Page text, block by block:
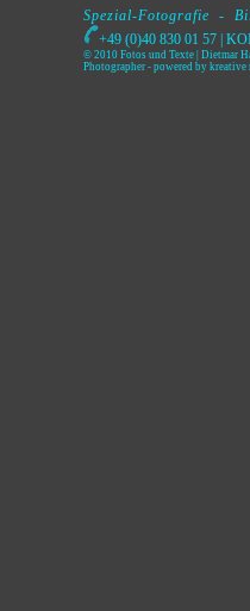
Spezial-Fotografie -
+49 (0)40 830 01 57 |
© 2010 Fotos und Texte | Dietmar
Photographer - powered by kreative